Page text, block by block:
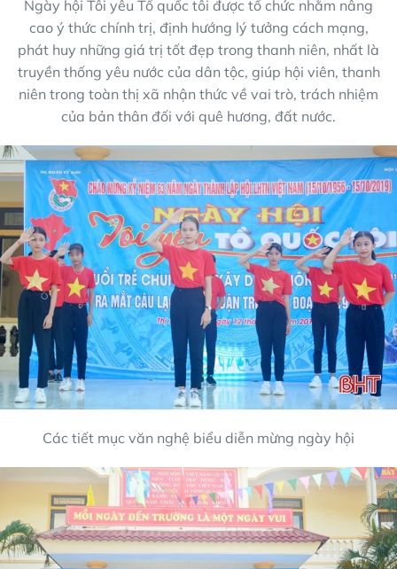
Ngày hội Tôi yêu Tổ quốc tôi được tổ chức nhằm nâng
cao ý thức chính trị, định hướng lý tưởng cách mạng,
phát huy những giá trị tốt đẹp trong thanh niên, nhất là
truyền thống yêu nước của dân tộc, giúp hội viên, thanh
niên trong toàn thị xã nhận thức về vai trò, trách nhiệm
của bản thân đối với quê hương, đất nước.
Các tiết mục văn nghệ biểu diễn mừng ngày hội